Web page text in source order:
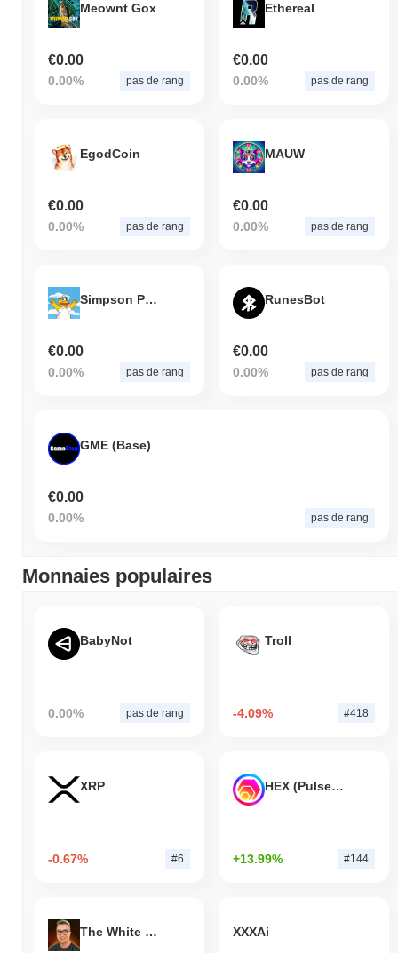
Meownt Gox
€0.00
0.00% pas de rang
Ethereal
€0.00
0.00% pas de rang
EgodCoin
€0.00
0.00% pas de rang
MAUW
€0.00
0.00% pas de rang
Simpson Pepe
€0.00
0.00% pas de rang
RunesBot
€0.00
0.00% pas de rang
GME (Base)
€0.00
0.00% pas de rang
Monnaies populaires
BabyNot
0.00% pas de rang
Troll
-4.09% #418
XRP
-0.67% #6
HEX (Pulsechain)
+13.99% #144
The White Bull XXXAi